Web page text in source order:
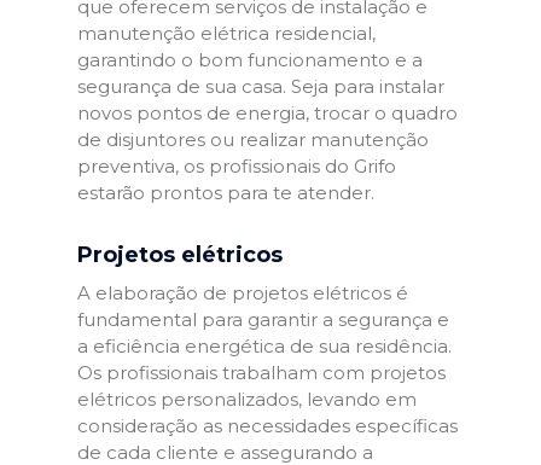
que oferecem serviços de instalação e
manutenção elétrica residencial,
garantindo o bom funcionamento e a
segurança de sua casa. Seja para instalar
novos pontos de energia, trocar o quadro
de disjuntores ou realizar manutenção
preventiva, os profissionais do Grifo
estarão prontos para te atender.
Projetos elétricos
A elaboração de projetos elétricos é
fundamental para garantir a segurança e
a eficiência energética de sua residência.
Os profissionais trabalham com projetos
elétricos personalizados, levando em
consideração as necessidades específicas
de cada cliente e assegurando a